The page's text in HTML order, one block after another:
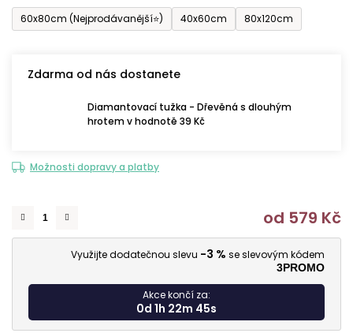
60x80cm (Nejprodávanější⭐)
40x60cm 80x120cm
Zdarma od nás dostanete
Diamantovací tužka - Dřevěná s dlouhým
hrotem v hodnotě 39 Kč
Možnosti dopravy a platby
od 579 Kč
Využijte dodatečnou slevu -3 % se slevovým kódem
3PROMO
Akce končí za:
0d 1h 22m 43s